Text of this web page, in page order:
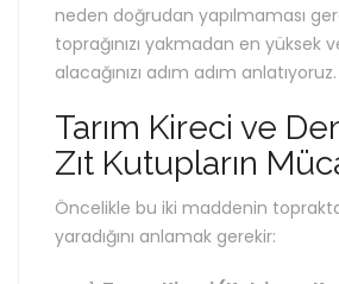
neden doğrudan yapılmaması
toprağınızı yakmadan en yüksek
alacağınızı adım adım anlatıyoruz.
Tarım Kireci ve
Zıt Kutupların
Öncelikle bu iki maddenin
yaradığını anlamak gerekir: